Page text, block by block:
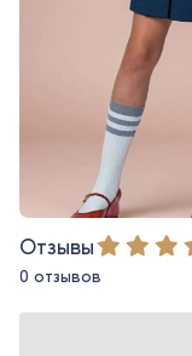
Отзывы
0 отзывов